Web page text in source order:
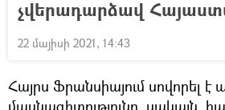
չվերադարձավ
22 մայիսի 2021, 14:43
Հայրս Ֆրանսիայում սովորել է
մասնագիտությունը, սակայն,